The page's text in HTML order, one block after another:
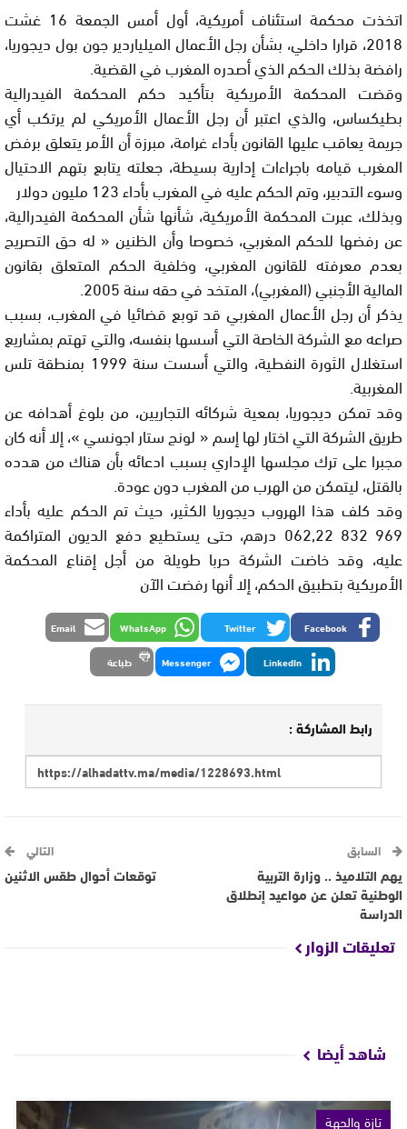
اتخذت محكمة استئناف أمريكية، أول أمس الجمعة 16 غشت
2018، قرارا داخلي، بشأن رجل الأعمال الميلياردير جون بول ديجوريا،
رافضة بذلك الحكم الذي أصدره المغرب في القضية.
وقضت المحكمة الأمريكية بتأكيد حكم المحكمة الفيدرالية
بطيكساس، والذي اعتبر أن رجل الأعمال الأمريكي لم يرتكب أي
جريمة يعاقب عليها القانون بأداء غرامة، مبرزة أن الأمر يتعلق برفض
المغرب قيامه باجراءات إدارية بسيطة، جعلته يتابع بتهم الاحتيال
وسوء التدبير، وتم الحكم عليه في المغرب بأداء 123 مليون دولار
وبذلك، عبرت المحكمة الأمريكية، شأنها شأن المحكمة الفيدرالية،
عن رفضها للحكم المغربي، خصوصا وأن الظنين « له حق التصريح
بعدم معرفته للقانون المغربي، وخلفية الحكم المتعلق بقانون
المالية الأجنبي (المغربي)، المتخد في حقه سنة 2005.
يذكر أن رجل الأعمال المغربي قد توبع قضائيا في المغرب، بسبب
صراعه مع الشركة الخاصة التي أسسها بنفسه، والتي تهتم بمشاريع
استغلال الثورة النفطية، والتي أسست سنة 1999 بمنطقة تلس
المغربية.
وقد تمكن ديجوريا، بمعية شركائه التجاريين، من بلوغ أهدافه عن
طريق الشركة التي اختار لها إسم « لونج ستار اجونسي »، إلا أنه كان
مجبرا على ترك مجلسها الإداري بسبب ادعائه بأن هناك من هدده
بالقتل، ليتمكن من الهرب من المغرب دون عودة.
وقد كلف هذا الهروب ديجوريا الكثير، حيث تم الحكم عليه بأداء
969 832 062,22 درهم، حتى يستطيع دفع الديون المتراكمة
عليه، وقد خاضت الشركة حربا طويلة من أجل إقناع المحكمة
الأمريكية بتطبيق الحكم، إلا أنها رفضت الآن
Facebook
Twitter
WhatsApp
Email
LinkedIn
Messenger طباعة
رابط المشاركة :
السابق
يهم التلاميذ .. وزارة التربية
الوطنية تعلن عن مواعيد إنطلاق
الدراسة
التالي
توقعات أحوال طقس الاثنين
تعليقات الزوار
شاهد أيضا
تازة والجهة